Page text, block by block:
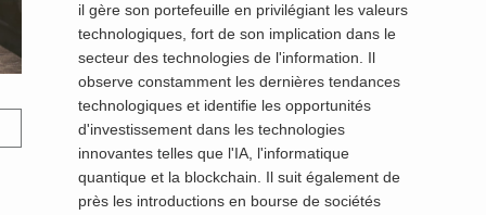
il gère son portefeuille en privilégiant les valeurs
technologiques, fort de son implication dans le
secteur des technologies de l'information. Il
observe constamment les dernières tendances
technologiques et identifie les opportunités
d'investissement dans les technologies
innovantes telles que l'IA, l'informatique
quantique et la blockchain. Il suit également de
près les introductions en bourse de sociétés